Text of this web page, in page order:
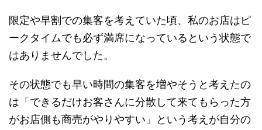
限定や早割での集客を考えていた頃、私のお店はピ
ークタイムでも必ず満席になっているという状態で
はありませんでした。
その状態でも早い時間の集客を増やそうと考えたの
は「できるだけお客さんに分散して来てもらった方
がお店側も商売がやりやすい」という考えが自分の